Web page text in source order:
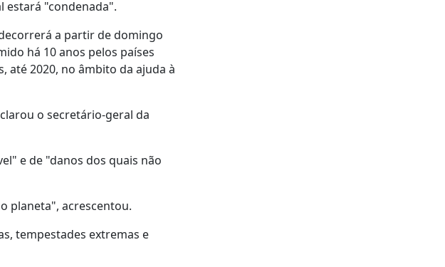
estará "condenada".
a partir de domingo
há 10 anos pelos países
até 2020, no âmbito da ajuda à
o secretário-geral da
e de "danos dos quais não
planeta", acrescentou.
tempestades extremas e